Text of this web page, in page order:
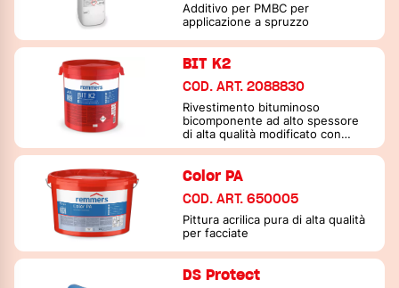
Additivo per PMBC per
applicazione a spruzzo
BIT K2
COD. ART. 2088830
Rivestimento bituminoso
bicomponente ad alto spessore
di alta qualità modificato con
additivi plastici contenenti
Color PA
COD. ART. 650005
Pittura acrilica pura di alta qualità
per facciate
DS Protect